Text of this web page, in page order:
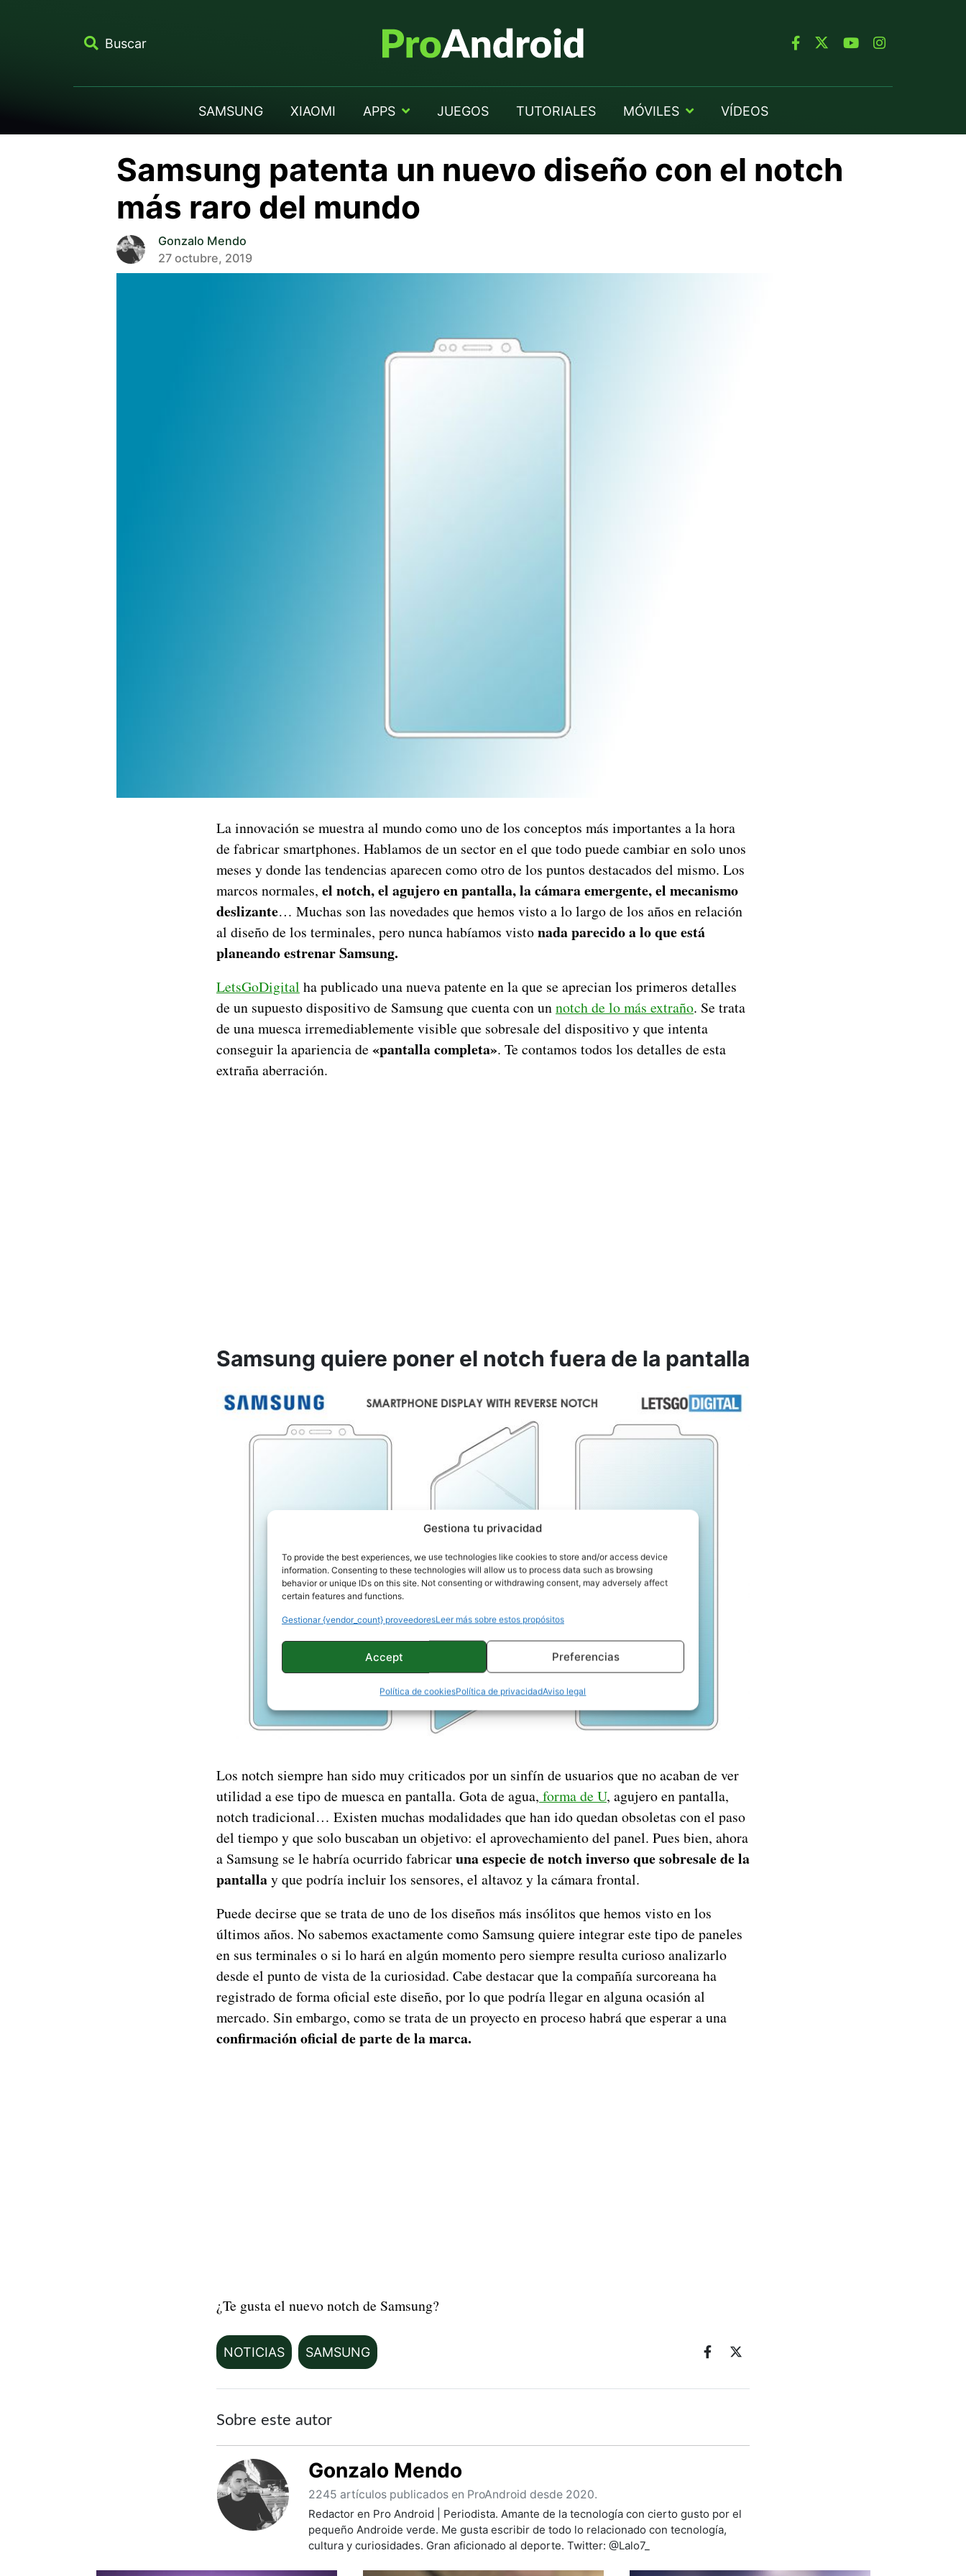
Gestiona tu privacidad
To provide the best experiences, we use technologies like cookies to store and/or access device
information. Consenting to these technologies will allow us to process data such as browsing
behavior or unique IDs on this site. Not consenting or withdrawing consent, may adversely affect
certain features and functions.
Gestionar {vendor_count} proveedoresLeer más sobre estos propósitos
Accept Preferencias
Política de cookiesPolítica de privacidadAviso legal
Buscar
SAMSUNG XIAOMI APPS JUEGOS TUTORIALES MÓVILES VÍDEOS
Samsung patenta un nuevo diseño con el notch
más raro del mundo
Gonzalo Mendo
27 octubre, 2019
La innovación se muestra al mundo como uno de los conceptos más importantes a la hora
de fabricar smartphones. Hablamos de un sector en el que todo puede cambiar en solo unos
meses y donde las tendencias aparecen como otro de los puntos destacados del mismo. Los
marcos normales, el notch, el agujero en pantalla, la cámara emergente, el mecanismo
deslizante… Muchas son las novedades que hemos visto a lo largo de los años en relación
al diseño de los terminales, pero nunca habíamos vistonada parecido a lo que está
planeando estrenar Samsung.
LetsGoDigital ha publicado una nueva patente en la que se aprecian los primeros detalles
de un supuesto dispositivo de Samsung que cuenta con unnotch de lo más extraño. Se trata
de una muesca irremediablemente visible que sobresale del dispositivo y que intenta
conseguir la apariencia de «pantalla completa». Te contamos todos los detalles de esta
extraña aberración.
Samsung quiere poner el notch fuera de la pantalla
Los notch siempre han sido muy criticados por un sinfín de usuarios que no acaban de ver
utilidad a ese tipo de muesca en pantalla. Gota de agua, forma de U, agujero en pantalla,
notch tradicional… Existen muchas modalidades que han ido quedan obsoletas con el paso
del tiempo y que solo buscaban un objetivo: el aprovechamiento del panel. Pues bien, ahora
a Samsung se le habría ocurrido fabricaruna especie de notch inverso que sobresale de la
pantallay que podría incluir los sensores, el altavoz y la cámara frontal.
Puede decirse que se trata de uno de los diseños más insólitos que hemos visto en los
últimos años. No sabemos exactamente como Samsung quiere integrar este tipo de paneles
en sus terminales o si lo hará en algún momento pero siempre resulta curioso analizarlo
desde el punto de vista de la curiosidad. Cabe destacar que la compañía surcoreana ha
registrado de forma oficial este diseño, por lo que podría llegar en alguna ocasión al
mercado. Sin embargo, como se trata de un proyecto en proceso habrá que esperar a una
confirmación oficial de parte de la marca.
¿Te gusta el nuevo notch de Samsung?
NOTICIAS SAMSUNG
Sobre este autor
Gonzalo Mendo
2245 artículos publicados en ProAndroid desde 2020.
Redactor en Pro Android | Periodista. Amante de la tecnología con cierto gusto por el
pequeño Androide verde. Me gusta escribir de todo lo relacionado con tecnología,
cultura y curiosidades. Gran aficionado al deporte. Twitter: @Lalo7_